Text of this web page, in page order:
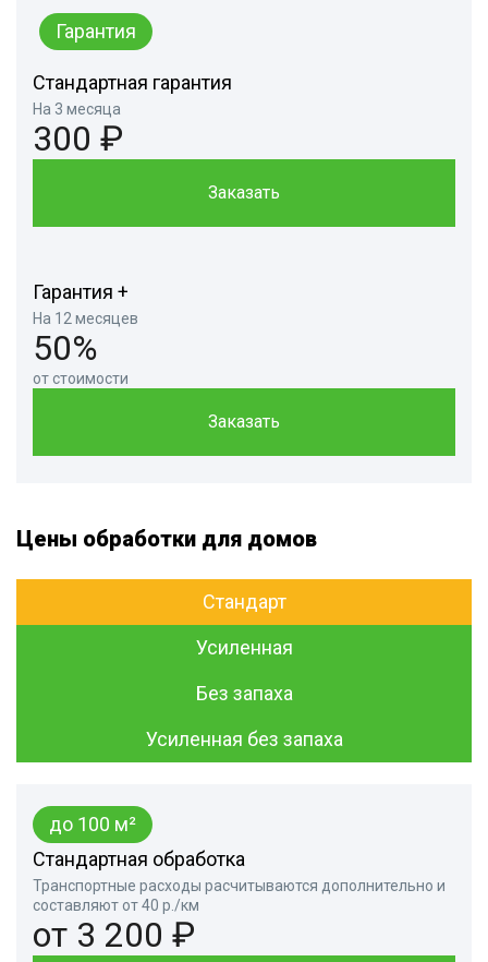
Гарантия
Стандартная гарантия
На 3 месяца
300 ₽
Заказать
Гарантия +
На 12 месяцев
50%
от стоимости
Заказать
Цены обработки для домов
Стандарт
Усиленная
Без запаха
Усиленная без запаха
до 100 м²
Стандартная обработка
Транспортные расходы расчитываются дополнительно и
составляют от 40 р./км
от 3 200 ₽